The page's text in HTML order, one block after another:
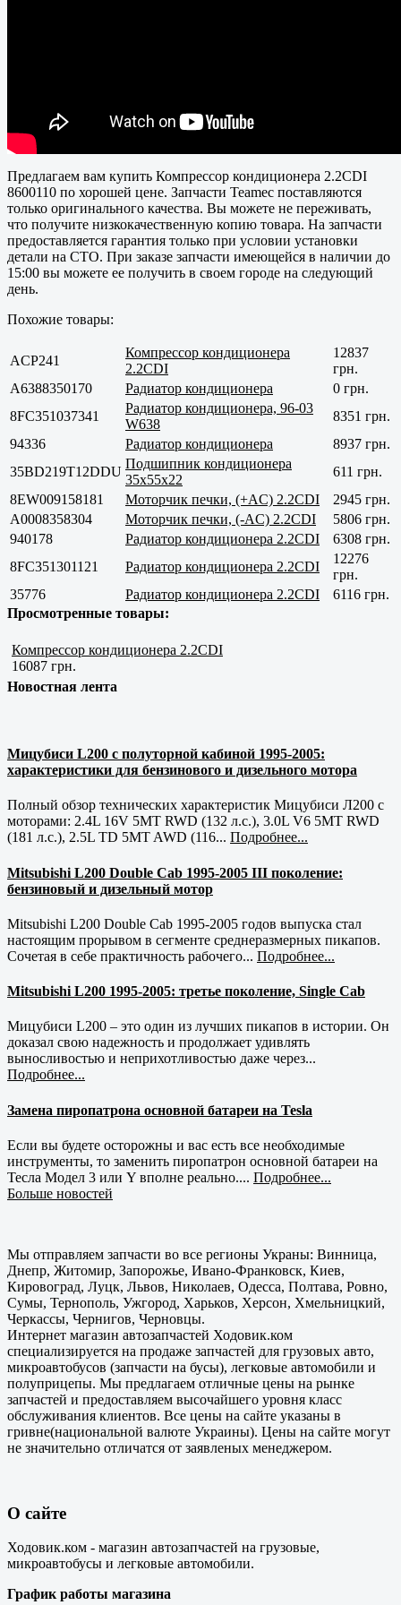
Предлагаем вам купить Компрессор кондиционера 2.2CDI
8600110 по хорошей цене. Запчасти Teamec поставляются
только оригинального качества. Вы можете не переживать,
что получите низкокачественную копию товара. На запчасти
предоставляется гарантия только при условии установки
детали на СТО. При заказе запчасти имеющейся в наличии до
15:00 вы можете ее получить в своем городе на следующий
день.
Похожие товары:
ACP241
Компрессор кондиционера
2.2CDI
12837
грн.
A6388350170
Радиатор кондиционера
0 грн.
8FC351037341
Радиатор кондиционера, 96-03
W638
8351 грн.
94336
Радиатор кондиционера
8937 грн.
35BD219T12DDU
Подшипник кондиционера
35x55x22
611 грн.
8EW009158181
Моторчик печки, (+AC) 2.2CDI
2945 грн.
A0008358304
Моторчик печки, (-AC) 2.2CDI
5806 грн.
940178
Радиатор кондиционера 2.2CDI
6308 грн.
8FC351301121
Радиатор кондиционера 2.2CDI
12276
грн.
35776
Радиатор кондиционера 2.2CDI
6116 грн.
Просмотренные товары:
Компрессор кондиционера 2.2CDI
16087 грн.
Новостная лента
Мицубиси L200 с полуторной кабиной 1995-2005:
характеристики для бензинового и дизельного мотора
Полный обзор технических характеристик Мицубиси Л200 с
моторами: 2.4L 16V 5MT RWD (132 л.с.), 3.0L V6 5MT RWD
(181 л.с.), 2.5L TD 5MT AWD (116... Подробнее...
Mitsubishi L200 Double Cab 1995-2005 III поколение:
бензиновый и дизельный мотор
Mitsubishi L200 Double Cab 1995-2005 годов выпуска стал
настоящим прорывом в сегменте среднеразмерных пикапов.
Сочетая в себе практичность рабочего... Подробнее...
Mitsubishi L200 1995-2005: третье поколение, Single Cab
Мицубиси L200 – это один из лучших пикапов в истории. Он
доказал свою надежность и продолжает удивлять
выносливостью и неприхотливостью даже через...
Подробнее...
Замена пиропатрона основной батареи на Tesla
Если вы будете осторожны и вас есть все необходимые
инструменты, то заменить пиропатрон основной батареи на
Тесла Модел 3 или Y вполне реально.... Подробнее...
Больше новостей
Мы отправляем запчасти во все регионы Украны: Винница,
Днепр, Житомир, Запорожье, Ивано-Франковск, Киев,
Кировоград, Луцк, Львов, Николаев, Одесса, Полтава, Ровно,
Сумы, Тернополь, Ужгород, Харьков, Херсон, Хмельницкий,
Черкассы, Чернигов, Черновцы.
Интернет магазин автозапчастей Ходовик.ком
специализируется на продаже запчастей для грузовых авто,
микроавтобусов (запчасти на бусы), легковые автомобили и
полуприцепы. Мы предлагаем отличные цены на рынке
запчастей и предоставляем высочайшего уровня класс
обслуживания клиентов. Все цены на сайте указаны в
гривне(национальной валюте Украины). Цены на сайте могут
не значительно отличатся от заявленых менеджером.
О сайте
Ходовик.ком - магазин автозапчастей на грузовые,
микроавтобусы и легковые автомобили.
График работы магазина